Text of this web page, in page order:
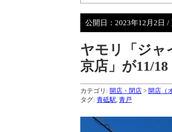
公開日： 2023年12月2日 /
ヤモリ「ジャ
京店」が11/
カテゴリ: 開店・閉店 > 開店（
タグ: 青砥駅 青戸